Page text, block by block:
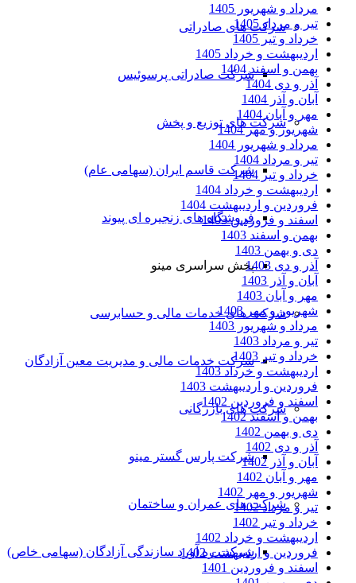
شرکت های صادراتی
شرکت صادراتی پرسوئیس
شرکت های توزیع و پخش
شرکت قاسم ایران (سهامی عام)
فروشگاه های زنجیره ای پیوند
پخش سراسری مینو
شرکت های خدمات مالی و حسابرسی
شرکت خدمات مالی و مدیریت معین آزادگان
شرکت های بازرگانی
شرکت پارس گستر مینو
شرکت های عمران و ساختمان
شرکت ره آورد سازندگی آزادگان (سهامی خاص)
مرداد و شهریور 1405
تیر و مرداد 1405
خرداد و تیر 1405
اردیبهشت و خرداد 1405
بهمن و اسفند 1404
آذر و دی 1404
آبان و آذر 1404
مهر و آبان 1404
شهریور و مهر 1404
مرداد و شهریور 1404
تیر و مرداد 1404
خرداد و تیر 1404
اردیبهشت و خرداد 1404
فروردین و اردیبهشت 1404
اسفند و فروردین 1403
بهمن و اسفند 1403
دی و بهمن 1403
آذر و دی 1403
آبان و آذر 1403
مهر و آبان 1403
شهریور و مهر 1403
مرداد و شهریور 1403
تیر و مرداد 1403
خرداد و تیر 1403
اردیبهشت و خرداد 1403
فروردین و اردیبهشت 1403
اسفند و فروردین 1402
بهمن و اسفند 1402
دی و بهمن 1402
آذر و دی 1402
آبان و آذر 1402
مهر و آبان 1402
شهریور و مهر 1402
تیر و مرداد 1402
خرداد و تیر 1402
اردیبهشت و خرداد 1402
فروردین و اردیبهشت 1402
اسفند و فروردین 1401